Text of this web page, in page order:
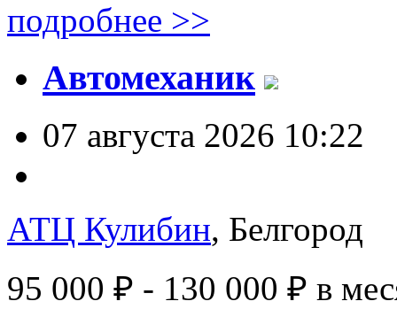
подробнее >>
Автомеханик
07 августа 2026 10:22
АТЦ Кулибин, Белгород
95 000 ₽ - 130 000 ₽ в